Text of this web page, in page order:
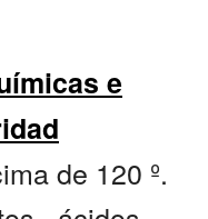
e
de 120 º.